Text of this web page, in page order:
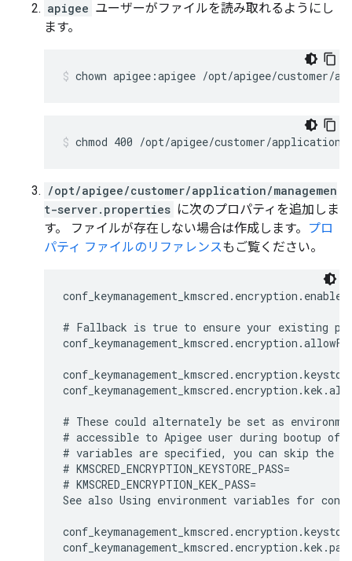
apigee ユーザーがファイルを読み取れるようにし
ます。
chown apigee:apigee /opt/apigee/customer/
chmod 400 /opt/apigee/customer/application/
/opt/apigee/customer/application/managemen
t-server.properties に次のプロパティを追加しま
す。 ファイルが存在しない場合は作成します。
プロ
パティ ファイルのリファレンスもご覧ください。
# Fallback is true to ensure your existing
# These could alternately be set as
# accessible to Apigee user during bootup of
# variables are specified, you can skip the
# KMSCRED_ENCRYPTION_KEYSTORE_PASS=
# KMSCRED_ENCRYPTION_KEK_PASS=
See also Using environment variables for